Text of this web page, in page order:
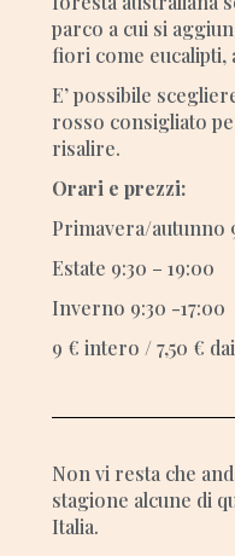
parco a cui si
fiori come eucalipti,
E’ possibile
rosso consigliato
risalire.
Orari e prezzi:
Primavera/autunno
Estate 9:30 – 19:00
Inverno 9:30 -17:00
9 € intero / 7,50 €
Non vi resta che
stagione alcune di
Italia.